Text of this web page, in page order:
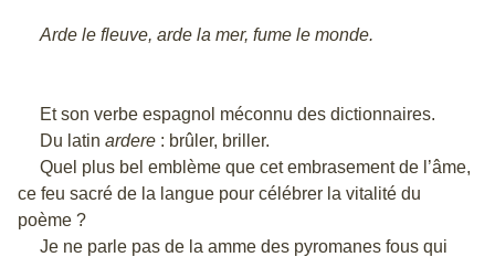
Arde le fleuve, arde la mer, fume le monde.
Et son verbe espagnol méconnu des dictionnaires.
Du latin ardere : brûler, briller.
Quel plus bel emblème que cet embrasement de l’âme,
ce feu sacré de la langue pour célébrer la vitalité du
poème ?
Je ne parle pas de la amme des pyromanes fous qui